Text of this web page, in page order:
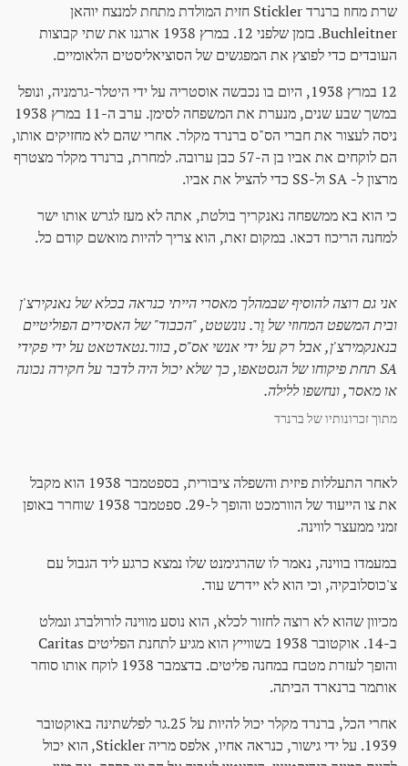
שרת מחוז ברנרד Stickler חזית המולדת מתחת למנצח יוהאן
Buchleitner. בזמן שלפני 12. במרץ 1938 ארגנו את שתי קבוצות
העובדים כדי לפוצץ את המפגשים של הסוציאליסטים הלאומיים.
12 במרץ 1938, היום בו נכבשה אוסטריה על ידי היטלר-גרמניה, ונופל
במשך שבע שנים, מנערת את המשפחה לסימן. ערב ה-11 במרץ 1938
ניסה לעצור את חברי הס"ס ברנרד מקלר. אחרי שהם לא מחזיקים אותו,
הם לוקחים את אביו בן ה-57 כבן ערובה. למחרת, ברנרד מקלר מצטרף
מרצון ל- SA ול-SS כדי להציל את אביו.
כי הוא בא ממשפחה נאנקריך בולטת, אתה לא מעז לגרש אותו ישר
למחנה הריכוז דכאו. במקום זאת, הוא צריך להיות מואשם קודם כל.
אני גם רוצה להוסיף שבמהלך מאסרי הייתי כנראה בכלא של נאנקירצ'ן
ובית המשפט המחוזי של וֶר. נונשטט, "הכבוד" של האסירים הפוליטיים
בנאנקמירצ'ן, אבל רק על ידי אנשי אס"ס, בוור.נטאדטאט על ידי פקידי
SA תחת פיקוחו של הגסטאפו, כך שלא יכול היה לדבר על חקירה נכונה
או מאסר, ונחשפו ללילה.
מתוך זכרונותיו של ברנרד
לאחר התעללות פיזית והשפלה ציבורית, בספטמבר 1938 הוא מקבל
את צו הייעוד של הוורמכט והופך ל-29. ספטמבר 1938 שוחרר באופן
זמני ממעצר לווינה.
במעמדו בווינה, נאמר לו שהרגימנט שלו נמצא כרגע ליד הגבול עם
צ'כוסלובקיה, וכי הוא לא יידרש עוד.
מכיוון שהוא לא רוצה לחזור לכלא, הוא נוסע מווינה לורולברג ונמלט
ב-14. אוקטובר 1938 בשווייץ הוא מגיע לתחנת הפליטים Caritas
והופך לעזרת מטבח במחנה פליטים. בדצמבר 1938 לוקח אותו סוחר
אותמר ברנארד הביתה.
אחרי הכל, ברנרד מקלר יכול להיות על 25.גר לפלשתינה באוקטובר
1939. על ידי גישור, כנראה אחיו, אלפס מריה Stickler, הוא יכול